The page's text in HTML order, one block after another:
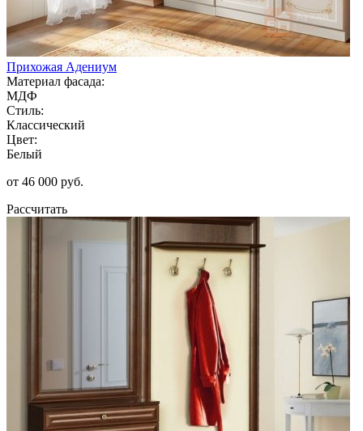
Прихожая Адениум
Материал фасада:
МДФ
Стиль:
Классический
Цвет:
Белый
от 46 000 руб.
Рассчитать